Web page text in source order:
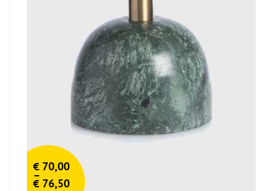
€ 70,00
–
€ 76,50